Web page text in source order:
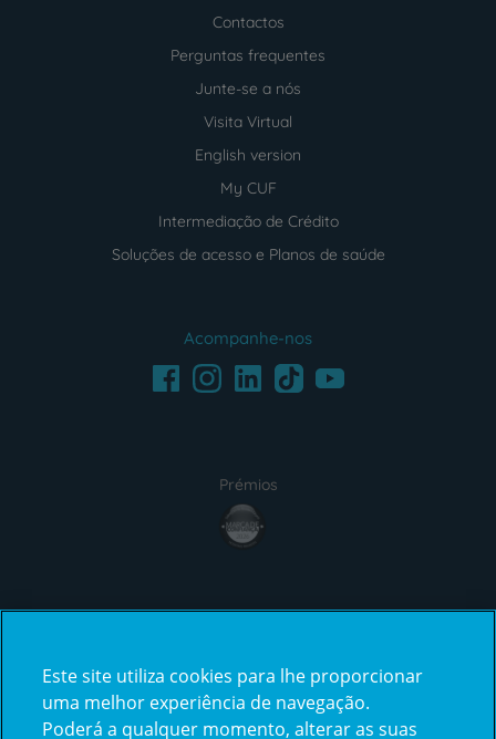
Contactos
Perguntas frequentes
Junte-se a nós
Visita Virtual
English version
My CUF
Intermediação de Crédito
Soluções de acesso e Planos de saúde
Acompanhe-nos
FacebookInstagramLinkedInTikTokYoutube
Prémios
award4
certification2certification3
Este site utiliza cookies para lhe proporcionar
uma melhor experiência de navegação.
Poderá a qualquer momento, alterar as suas